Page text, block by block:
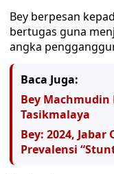
Bey berpesan
bertugas guna
angka
Baca Juga:
Bey
Tasikmalaya
Bey: 2024,
Prevalensi